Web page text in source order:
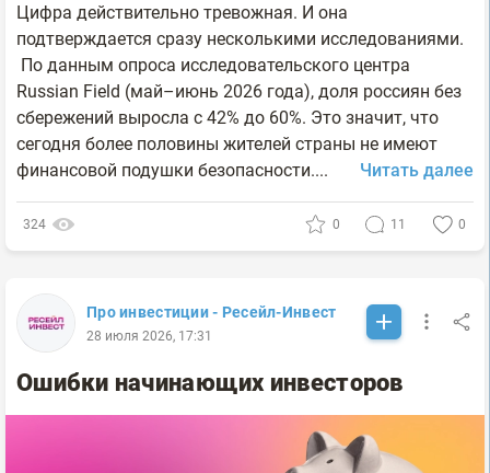
Цифра действительно тревожная. И она
подтверждается сразу несколькими исследованиями.
По данным опроса исследовательского центра
Russian Field (май–июнь 2026 года), доля россиян без
сбережений выросла с 42% до 60%. Это значит, что
сегодня более половины жителей страны не имеют
финансовой подушки безопасности....
Читать далее
324 0 11 0
Про инвестиции - Ресейл-Инвест
28 июля 2026, 17:31
Ошибки начинающих инвесторов